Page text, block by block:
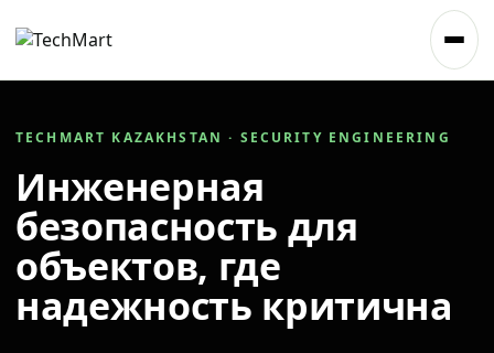
TECHMART KAZAKHSTAN · SECURITY ENGINEERING
Инженерная
безопасность для
объектов, где
надежность критична